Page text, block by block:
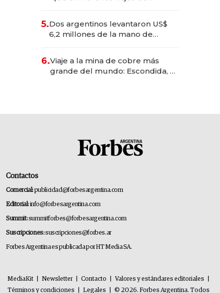
para convertirse en experiencias
transformadoras
5.Dos argentinos levantaron US$
6,2 millones de la mano de
6.Viaje a la mina de cobre más
grande del mundo: Escondida, el
Contactos
Comercial:publicidad@forbesargentina.com
Editorial:info@forbesargentina.com
Summit:summitforbes@forbesargentina.com
Suscripciones:suscripciones@forbes.ar
Forbes Argentina es publicada por HT Media SA.
MediaKit Newsletter Contacto Valores y estándares editoriales
Términos y condiciones
Legales © 2026. Forbes Argentina. Todos